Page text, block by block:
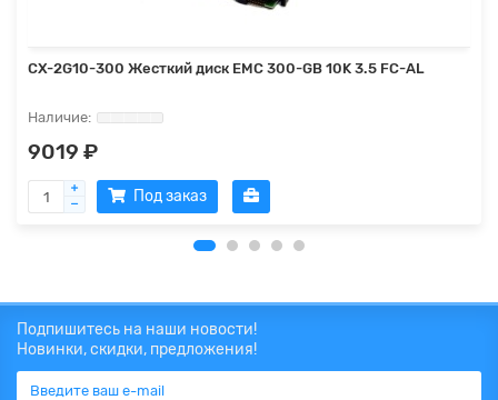
CX-2G10-300 Жесткий диск EMC 300-GB 10K 3.5 FC-AL
9019 ₽
Под заказ
Подпишитесь на наши новости!
Новинки, скидки, предложения!